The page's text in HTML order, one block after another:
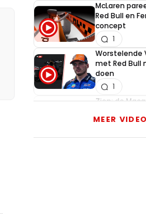
McLaren
Red Bull en
concept
1
Worstelende
met Red Bull
doen
1
Zien: de
actie!
MEER